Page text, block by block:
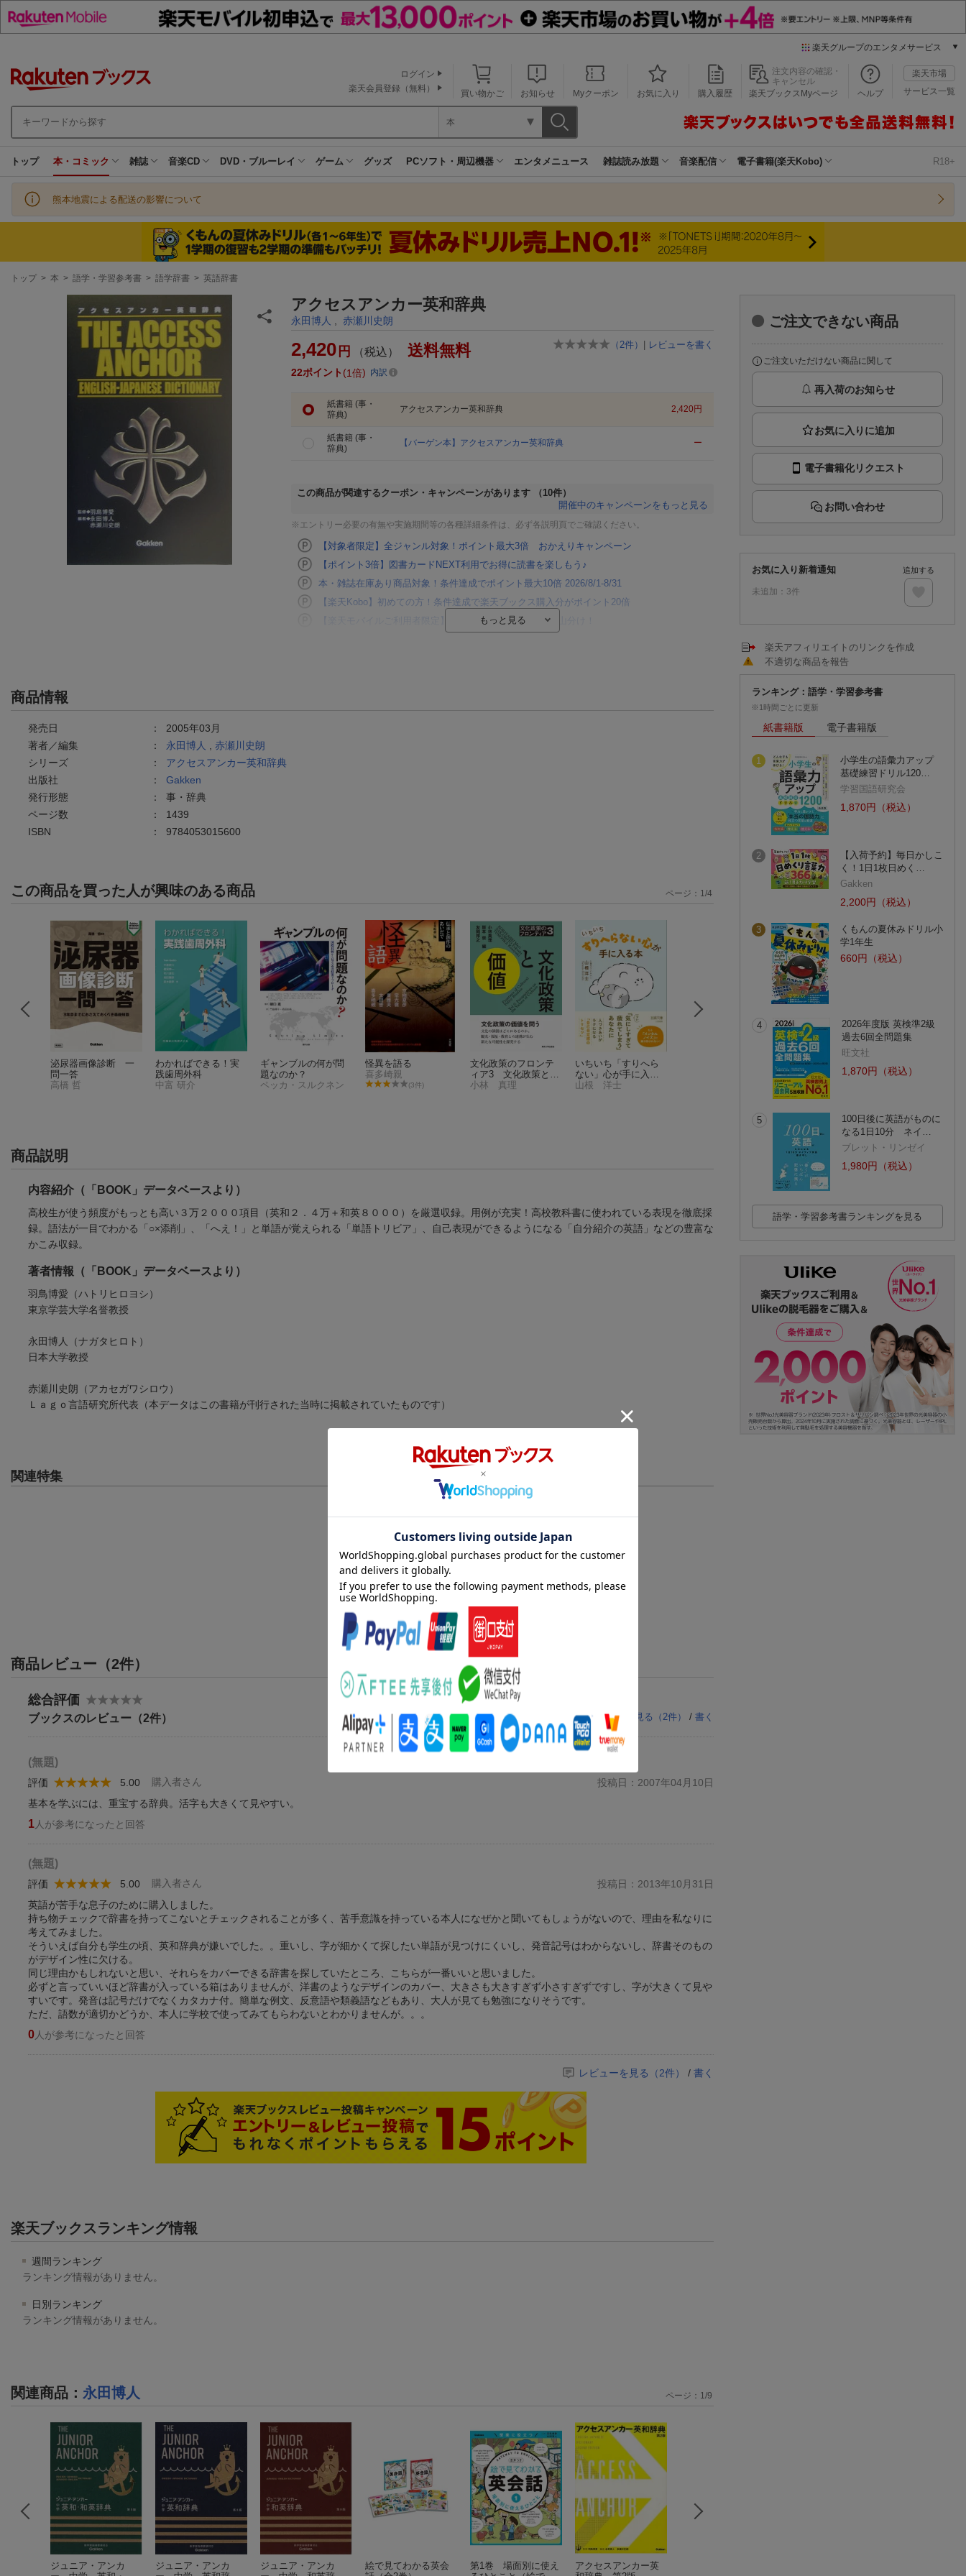
楽天グループのエンタメサービス
本/ゲーム/CD/DVD
楽天ブックス
楽天Kobo
楽天チケット
エンタメニュース
推し楽
買い物かご お知らせ Myクーポン お気に入り 購入履歴
注文内容の確認・
キャンセル
楽天ブックスMyページ
ヘルプ
楽天市場
サービス一覧
ログイン
楽天会員登録（無料）
本
トップ 本・コミック 雑誌 音楽CD DVD・ブルーレイ ゲーム グッズ PCソフト・周辺機器 エンタメニュース 雑誌読み放題 音楽配信 電子書籍(楽天Kobo) R18+
熊本地震による配送の影響について
現
トップ > 本 > 語学・学習参考書 > 語学辞書 > 英語辞書
アクセスアンカー英和辞典
永田博人 赤瀬川史朗
（ 2件） | レビューを書く
2,420 円 （税込） 送料無料
22ポイント 1倍 内訳
紙書籍 (事・
辞典)
アクセスアンカー英和辞典 2,420円
紙書籍 (事・
辞典)
【バーゲン本】アクセスアンカー英和辞典 ー
この商品が関連するクーポン・キャンペーンがあります
（10件）
開催中のキャンペーンをもっと見る
※エントリー必要の有無や実施期間等の各種詳細条件は、必ず各説明頁でご確認ください。
【対象者限定】全ジャンル対象！ポイント最大3倍 おかえりキャンペーン
【ポイント3倍】図書カードNEXT利用でお得に読書を楽しもう♪
本・雑誌在庫あり商品対象！条件達成でポイント最大10倍 2026/8/1-8/31
【楽天Kobo】初めての方！条件達成で楽天ブックス購入分がポイント20倍
【楽天モバイルご利用者限定】条件達成で100万ポイント山分け！
商品情報
発売日 ： 2005年03月
著者／編集
： 永田博人
赤瀬川史朗
シリーズ
： アクセスアンカー英和辞典
出版社
： Gakken
発行形態
： 事・辞典
ページ数
： 1439
ISBN
： 9784053015600
この商品を買った人が興味のある商品
泌尿器画像診断 一
問一答
高橋 哲
わかればできる！実
践歯周外科
中富 研介
ギャンブルの何が問
題なのか？
ペッカ・スルクネン
怪異を語る
喜多崎親
(3件)
文化政策のフロンテ
ィア3 文化政策と価
値
小林 真理
いちいち「すりへら
ない」心が手に入る
本
山根 洋士
文化政策のフロンテ
ィア1 文化政策と評
価
小林 真理
ページ： 1/4
商品説明
内容紹介（「BOOK」データベースより）
高校生が使う頻度がもっとも高い３万２０００項目（英和２．４万＋和英８０００）を厳選収録。用例が充実！高校教科書に使われている表現を徹底採
録。語法が一目でわかる「○×添削」、「へえ！」と単語が覚えられる「単語トリビア」、自己表現ができるようになる「自分紹介の英語」などの豊富な
かこみ収録。
著者情報（「BOOK」データベースより）
羽鳥博愛（ハトリヒロヨシ）
東京学芸大学名誉教授
永田博人（ナガタヒロト）
日本大学教授
赤瀬川史朗（アカセガワシロウ）
Ｌａｇｏ言語研究所代表（本データはこの書籍が刊行された当時に掲載されていたものです）
関連特集
商品レビュー（2件）
総合評価
ブックスのレビュー（2件） レビューを見る（ 2件） / 書く
(無題)
購入者さん
評価 5.00
投稿日：2007年04月10日
基本を学ぶには、重宝する辞典。活字も大きくて見やすい。
1 人が参考になったと回答
(無題)
購入者さん
評価 5.00
投稿日：2013年10月31日
英語が苦手な息子のために購入しました。
持ち物チェックで辞書を持ってこないとチェックされることが多く、苦手意識を持っている本人になぜかと聞いてもしょうがないので、理由を私なりに
考えてみました。
そういえば自分も学生の頃、英和辞典が嫌いでした。。重いし、字が細かくて探したい単語が見つけにくいし、発音記号はわからないし、辞書そのもの
がデザイン性に欠ける。
同じ理由かもしれないと思い、それらをカバーできる辞書を探していたところ、こちらが一番いいと思いました。
必ずと言っていいほど辞書が入っている箱はありませんが、洋書のようなデザインのカバー、大きさも大きすぎず小さすぎずですし、字が大きくて見や
すいです。発音は記号だけでなくカタカナ付。簡単な例文、反意語や類義語などもあり、大人が見ても勉強になりそうです。
ただ、語数が適切かどうか、本人に学校で使ってみてもらわないとわかりませんが。。。
0 人が参考になったと回答
レビューを見る（2件） / 書く
楽天ブックスランキング情報
週間ランキング
ランキング情報がありません。
日別ランキング
ランキング情報がありません。
関連商品 ： 永田博人
ジュニア・アンカ
ジュニア・アンカ
ジュニア・アンカ
絵で見てわかる英会
第1巻 場面別に使え
アクセスアンカー英
ページ： 1/9
ご注文できない商品
ご注文いただけない商品に関して
再入荷のお知らせ
電子書籍化リクエスト
お問い合わせ
お気に入り新着通知
未追加： 3件
追加する
楽天アフィリエイトのリンクを作成
不適切な商品を報告
ランキング：語学・学習参考書
※1時間ごとに更新
紙書籍版 電子書籍版
1
小学生の語彙力アップ
基礎練習ドリル120…
学習国語研究会
1,870円（税込）
2
【入荷予約】毎日かしこ
く！1日1枚日めく…
Gakken
2,200円（税込）
3
くもんの夏休みドリル小
学1年生
660円（税込）
4
2026年度版 英検準2級
過去6回全問題集
旺文社
1,870円（税込）
5
100日後に英語がものに
なる1日10分 ネイ…
ブレット・リンゼイ
1,980円（税込）
語学・学習参考書ランキングを見る